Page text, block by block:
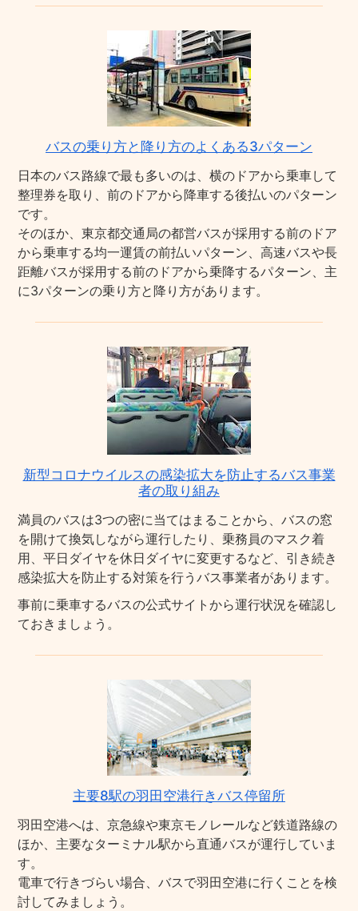
バスの乗り方と降り方のよくある3パターン
日本のバス路線で最も多いのは、横のドアから乗車して
整理券を取り、前のドアから降車する後払いのパターン
です。
そのほか、東京都交通局の都営バスが採用する前のドア
から乗車する均一運賃の前払いパターン、高速バスや長
距離バスが採用する前のドアから乗降するパターン、主
に3パターンの乗り方と降り方があります。
新型コロナウイルスの感染拡大を防止するバス事業
者の取り組み
満員のバスは3つの密に当てはまることから、バスの窓
を開けて換気しながら運行したり、乗務員のマスク着
用、平日ダイヤを休日ダイヤに変更するなど、引き続き
感染拡大を防止する対策を行うバス事業者があります。
事前に乗車するバスの公式サイトから運行状況を確認し
ておきましょう。
主要8駅の羽田空港行きバス停留所
羽田空港へは、京急線や東京モノレールなど鉄道路線の
ほか、主要なターミナル駅から直通バスが運行していま
す。
電車で行きづらい場合、バスで羽田空港に行くことを検
討してみましょう。